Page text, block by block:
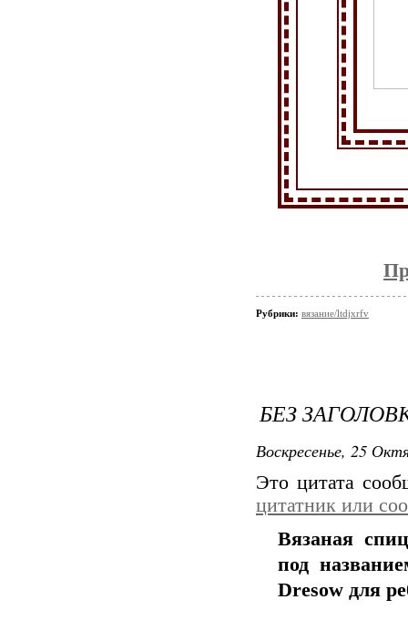
Рубрики: вязание/ltdjxrfv
БЕЗ
Воскресенье, 25
Это цитата
цитатник или
Вязаная
под
Dresow для